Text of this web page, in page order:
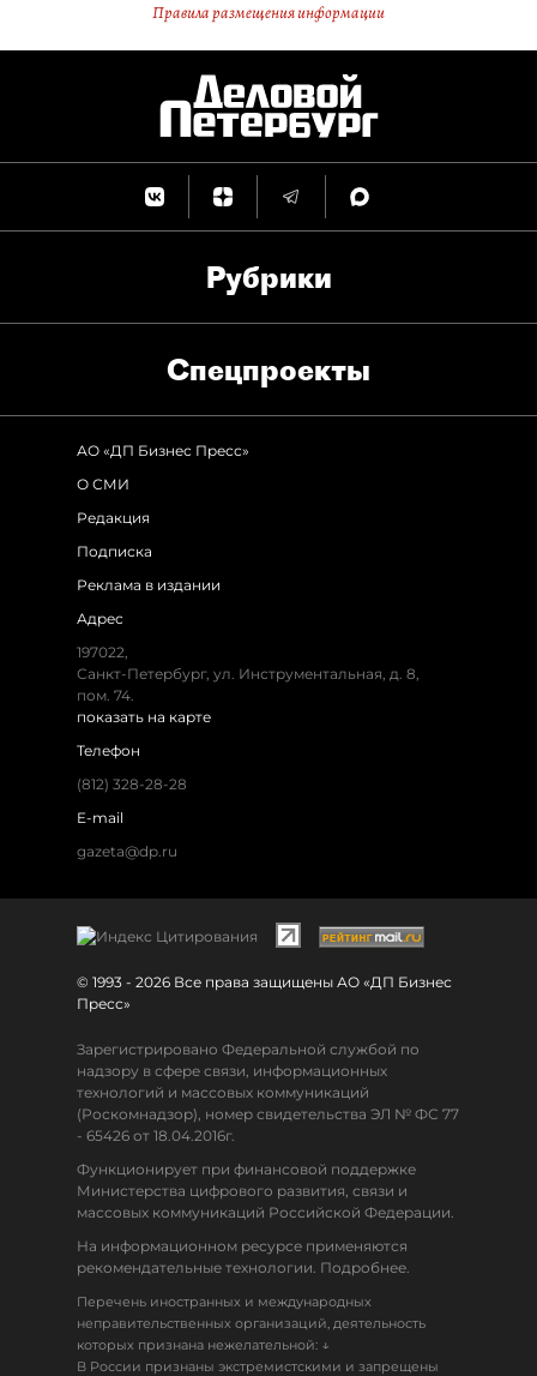
Правила размещения информации
Рубрики
Спец­проекты
АО «ДП Бизнес Пресс»
О СМИ
Редакция
Подписка
Реклама в издании
Адрес
197022,
Санкт-Петербург, ул. Инструментальная, д. 8,
пом. 74.
показать на карте
Телефон
(812) 328-28-28
E-mail
gazeta@dp.ru
© 1993 - 2026 Все права защищены АО «ДП Бизнес
Пресс»
Зарегистрировано Федеральной службой по
надзору в сфере связи, информационных
технологий и массовых коммуникаций
(Роскомнадзор), номер свидетельства ЭЛ № ФС 77
- 65426 от 18.04.2016г.
Функционирует при финансовой поддержке
Министерства цифрового развития, связи и
массовых коммуникаций Российской Федерации.
На информационном ресурсе применяются
рекомендательные технологии. Подробнее.
Перечень иностранных и международных
неправительственных организаций, деятельность
которых признана нежелательной: ↓
В России признаны экстремистскими и запрещены